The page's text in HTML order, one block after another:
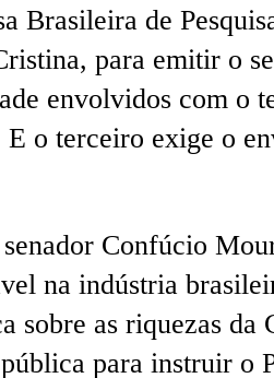
Brasileira de
para emitir o
envolvidos com o
o terceiro exige o
Confúcio
na indústria
sobre as riquezas da
para instruir o